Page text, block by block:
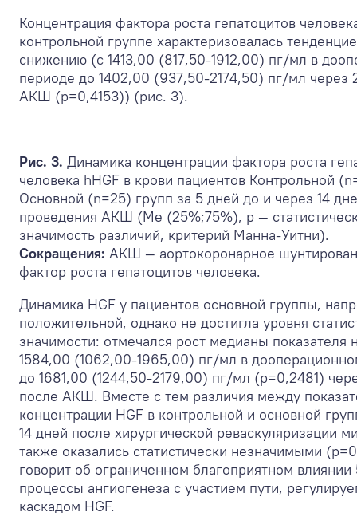
Концентрация фактора роста гепатоцитов
контрольной группе характеризовалась
снижению (с 1413,00 (817,50-1912,00) пг/мл в
периоде до 1402,00 (937,50-2174,50) пг/мл через
АКШ (р=0,4153)) (рис. 3).
Рис. 3. Динамика концентрации фактора роста
человека hHGF в крови пациентов Контрольной
Основной (n=25) групп за 5 дней до и через 14
проведения АКШ (Me (25%;75%), p —
значимость различий, критерий Манна-Уитни).
Сокращения: АКШ — аортокоронарное
фактор роста гепатоцитов человека.
Динамика HGF у пациентов основной группы,
положительной, однако не достигла уровня
значимости: отмечался рост медианы показателя
1584,00 (1062,00-1965,00) пг/мл в
до 1681,00 (1244,50-2179,00) пг/мл (р=0,2481)
после АКШ. Вместе с тем различия между
концентрации HGF в контрольной и основной
14 дней после хирургической реваскуляризации
также оказались статистически незначимыми
говорит об ограниченном благоприятном
процессы ангиогенеза с участием пути,
каскадом HGF.